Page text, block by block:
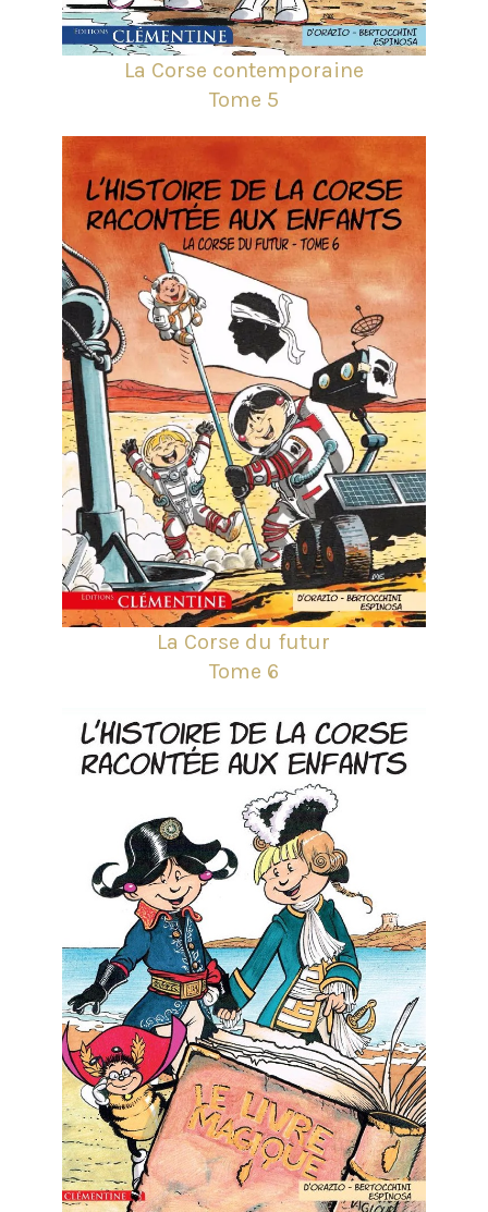
La Corse contemporaine
Tome 5
La Corse du futur
Tome 6